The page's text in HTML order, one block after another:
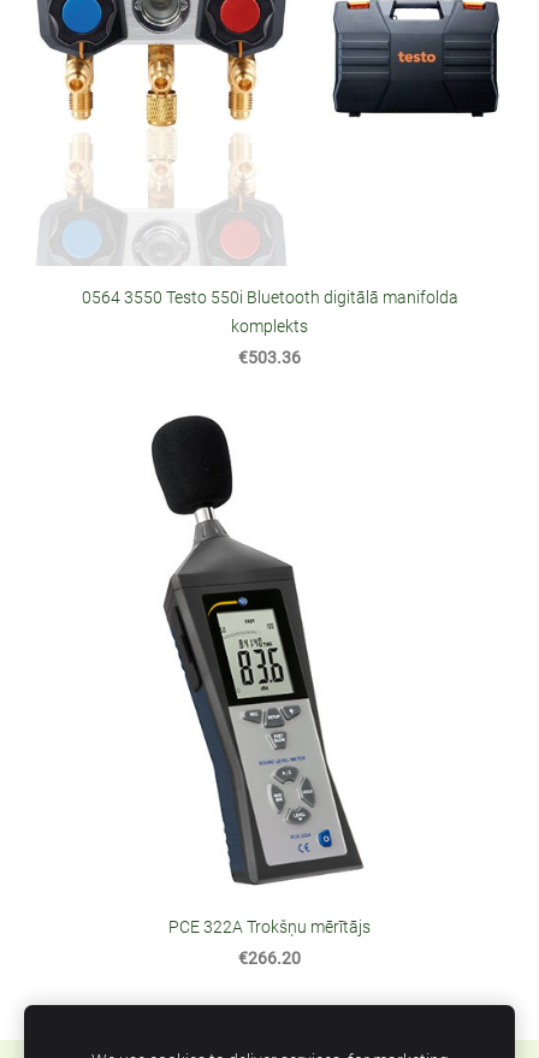
0564 3550 Testo 550i Bluetooth digitālā manifolda
komplekts
€503.36
PCE 322A Trokšņu mērītājs
€266.20